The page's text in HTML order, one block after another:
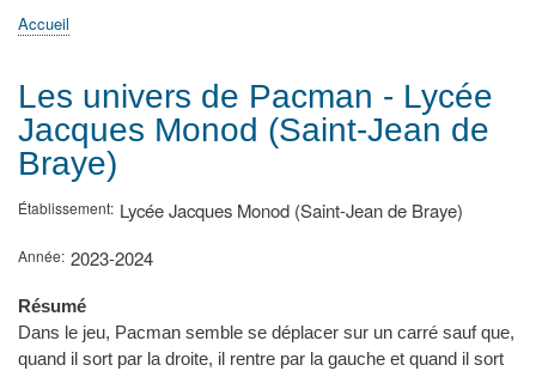
Accueil
ActualitésMATh.en.JEANS ?
Régions et Ateliers
Créer, gérer un atelier
Sujets/Publications
Congrès
d'Ariane
Accueil
Les univers de Pacman - Lycée
Jacques Monod (Saint-Jean de
Braye)
Établissement Lycée Jacques Monod (Saint-Jean de Braye)
Année 2023-2024
Résumé
Dans le jeu, Pacman semble se déplacer sur un carré sauf que,
quand il sort par la droite, il rentre par la gauche et quand il sort